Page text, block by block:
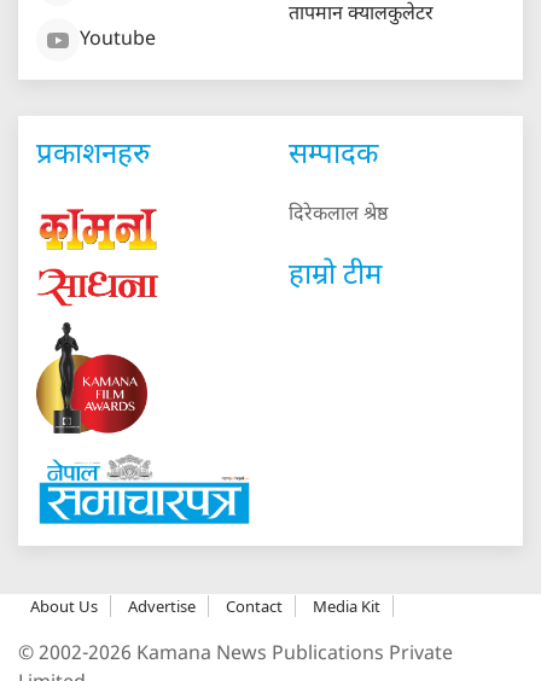
Youtube
तापमान क्यालकुलेटर
प्रकाशनहरु सम्पादक
दिरेकलाल श्रेष्ठ
हाम्रो टीम
About Us Advertise Contact Media Kit
© 2002-2026 Kamana News Publications Private